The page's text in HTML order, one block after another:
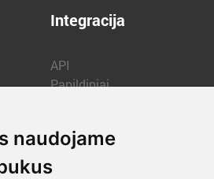
naudojame
Integracija
API
Papildiniai